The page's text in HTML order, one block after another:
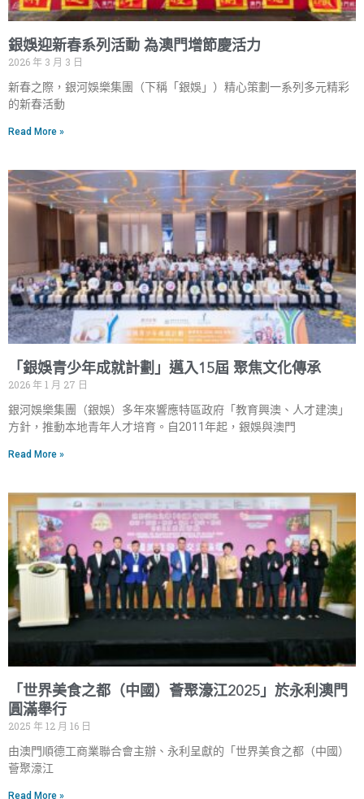
銀娛迎新春系列活動 為澳門增節慶活力
2026 年 3 月 3 日
新春之際，銀河娛樂集團（下稱「銀娛」）精心策劃一系列多元精彩
的新春活動
Read More »
「銀娛青少年成就計劃」邁入15屆 聚焦文化傳承
2026 年 1 月 27 日
銀河娛樂集團（銀娛）多年來響應特區政府「教育興澳、人才建澳」
方針，推動本地青年人才培育。自2011年起，銀娛與澳門
Read More »
「世界美食之都（中國）薈聚濠江2025」於永利澳門
圓滿舉行
2025 年 12 月 16 日
由澳門順德工商業聯合會主辦、永利呈獻的「世界美食之都（中國）
薈聚濠江
Read More »